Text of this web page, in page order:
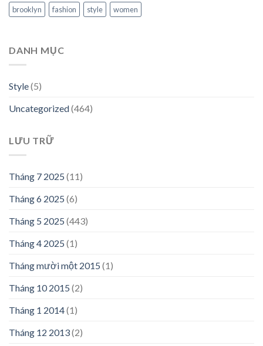
brooklyn fashion style women
DANH MỤC
Style(5)
Uncategorized(464)
LƯU TRỮ
Tháng 7 2025 (11)
Tháng 6 2025 (6)
Tháng 5 2025 (443)
Tháng 4 2025 (1)
Tháng mười một 2015 (1)
Tháng 10 2015 (2)
Tháng 1 2014(1)
Tháng 12 2013(2)